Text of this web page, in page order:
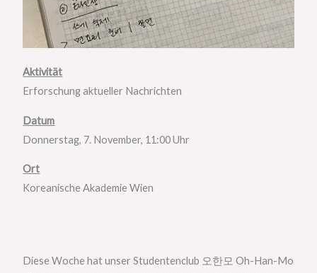
Aktivität
Erforschung aktueller Nachrichten
Datum
Donnerstag, 7. November, 11:00 Uhr
Ort
Koreanische Akademie Wien
Diese Woche hat unser Studentenclub 오한모 Oh-Han-Mo